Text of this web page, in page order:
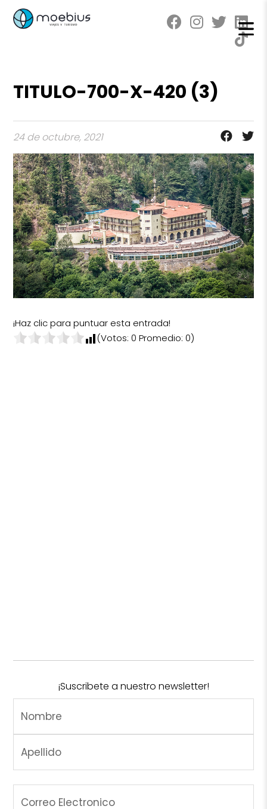
TITULO-700-X-420 (3)
24 de octubre, 2021
¡Haz clic para puntuar esta entrada!
(Votos:0 Promedio:0)
¡Suscribete a nuestro newsletter!